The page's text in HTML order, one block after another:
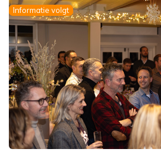
Informatie volgt